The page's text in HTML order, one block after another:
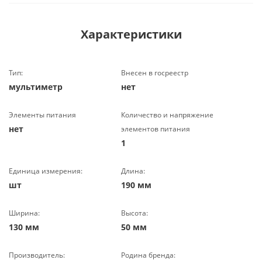
Характеристики
Тип:
мультиметр
Внесен в госреестр
нет
Элементы питания
нет
Количество и напряжение
элементов питания
1
Единица измерения:
шт
Длина:
190 мм
Ширина:
130 мм
Высота:
50 мм
Производитель: Родина бренда: